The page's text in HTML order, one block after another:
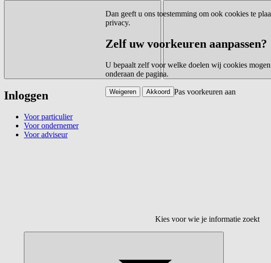
Inloggen
Voor particulier
Voor ondernemer
Voor adviseur
Kies voor wie je informatie zoekt
Dan geeft u ons toestemming om ook cookies te
privacy.
Zelf uw voorkeuren aanpassen?
U bepaalt zelf voor welke doelen wij cookies
onderaan de pagina.
Pas voorkeuren aan
Weigeren Akkoord